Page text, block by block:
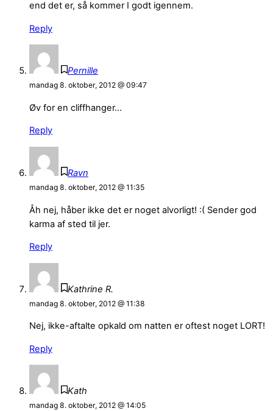
end det er, så kommer I godt igennem.
Reply
Pernille
mandag 8. oktober, 2012 @ 09:47
Øv for en cliffhanger…
Reply
Ravn
mandag 8. oktober, 2012 @ 11:35
Åh nej, håber ikke det er noget alvorligt! :( Sender god
karma af sted til jer.
Reply
Kathrine R.
mandag 8. oktober, 2012 @ 11:38
Nej, ikke-aftalte opkald om natten er oftest noget LORT!
Reply
Kath
mandag 8. oktober, 2012 @ 14:05